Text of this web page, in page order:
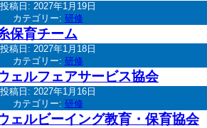
投稿日: 2027年1月19日
カテゴリー: 研修
保育チーム
投稿日: 2027年1月18日
カテゴリー: 研修
ェルフェアサービス協会
投稿日: 2027年1月16日
カテゴリー: 研修
ェルビーイング教育・保育協会